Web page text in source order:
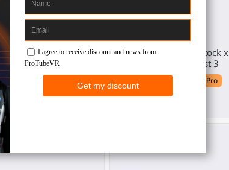
regolabile x Ragesaq
MagTube VR gunstock x
Xyrage per Quest 3
Meta Quest 3 / 3S / Pro
210,00 €